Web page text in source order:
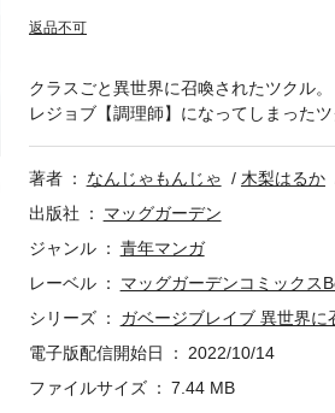
返品不可
クラスごと異世界に召喚されたツクル
レジョブ【調理師】になってしまった
著者 なんじゃもんじゃ 木梨はるか
出版社
マッグガーデン
ジャンル
青年マンガ
レーベル
マッグガーデンコミックス
シリーズ
ガベージブレイブ 異世界に
電子版配信開始日
2022/10/14
ファイルサイズ
7.44 MB